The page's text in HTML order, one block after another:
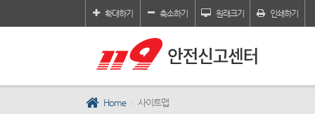
확대하기 축소하기 원래크기 인쇄하기
Home 사이트맵